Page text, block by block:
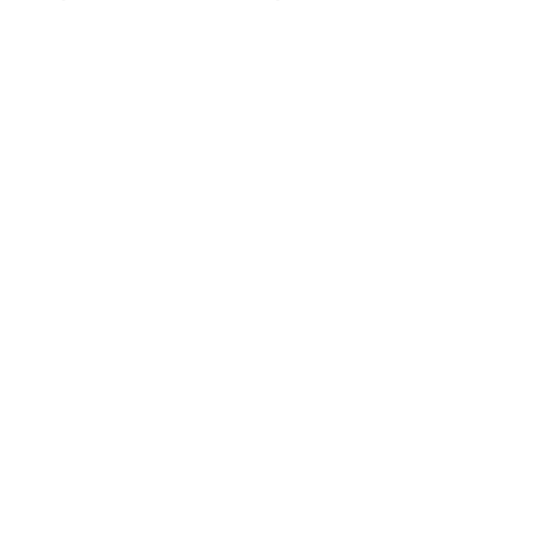
úkol. Bude štěstí přát odvážným? Nebo
a nečekaným zvratům přináší
Fortune and Folly zážitek, jaký se v této
napínavém scénáři 1 až 4
která umožňuje kasinu zvýšit šance ve
jako u předchozích balíčků scénářů lze
nebo jej vložit do kampaně jako